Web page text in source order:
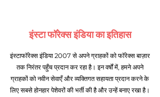
इंस्टा फॉरेक्स इंडिया का इतिहास
इंस्टाफॉरेक्स इंडिया 2007 से अपने ग्राहकों को फॉरेक्स बाज़ार
तक निरंतर पहुँच प्रदान कर रहा है। इन वर्षों में, हमने अपने
ग्राहकों को नवीन सेवाएँ और व्यक्तिगत सहायता प्रदान करने के
लिए सबसे होनहार पेशेवरों की भर्ती की है और उन्हें बनाए रखा है।